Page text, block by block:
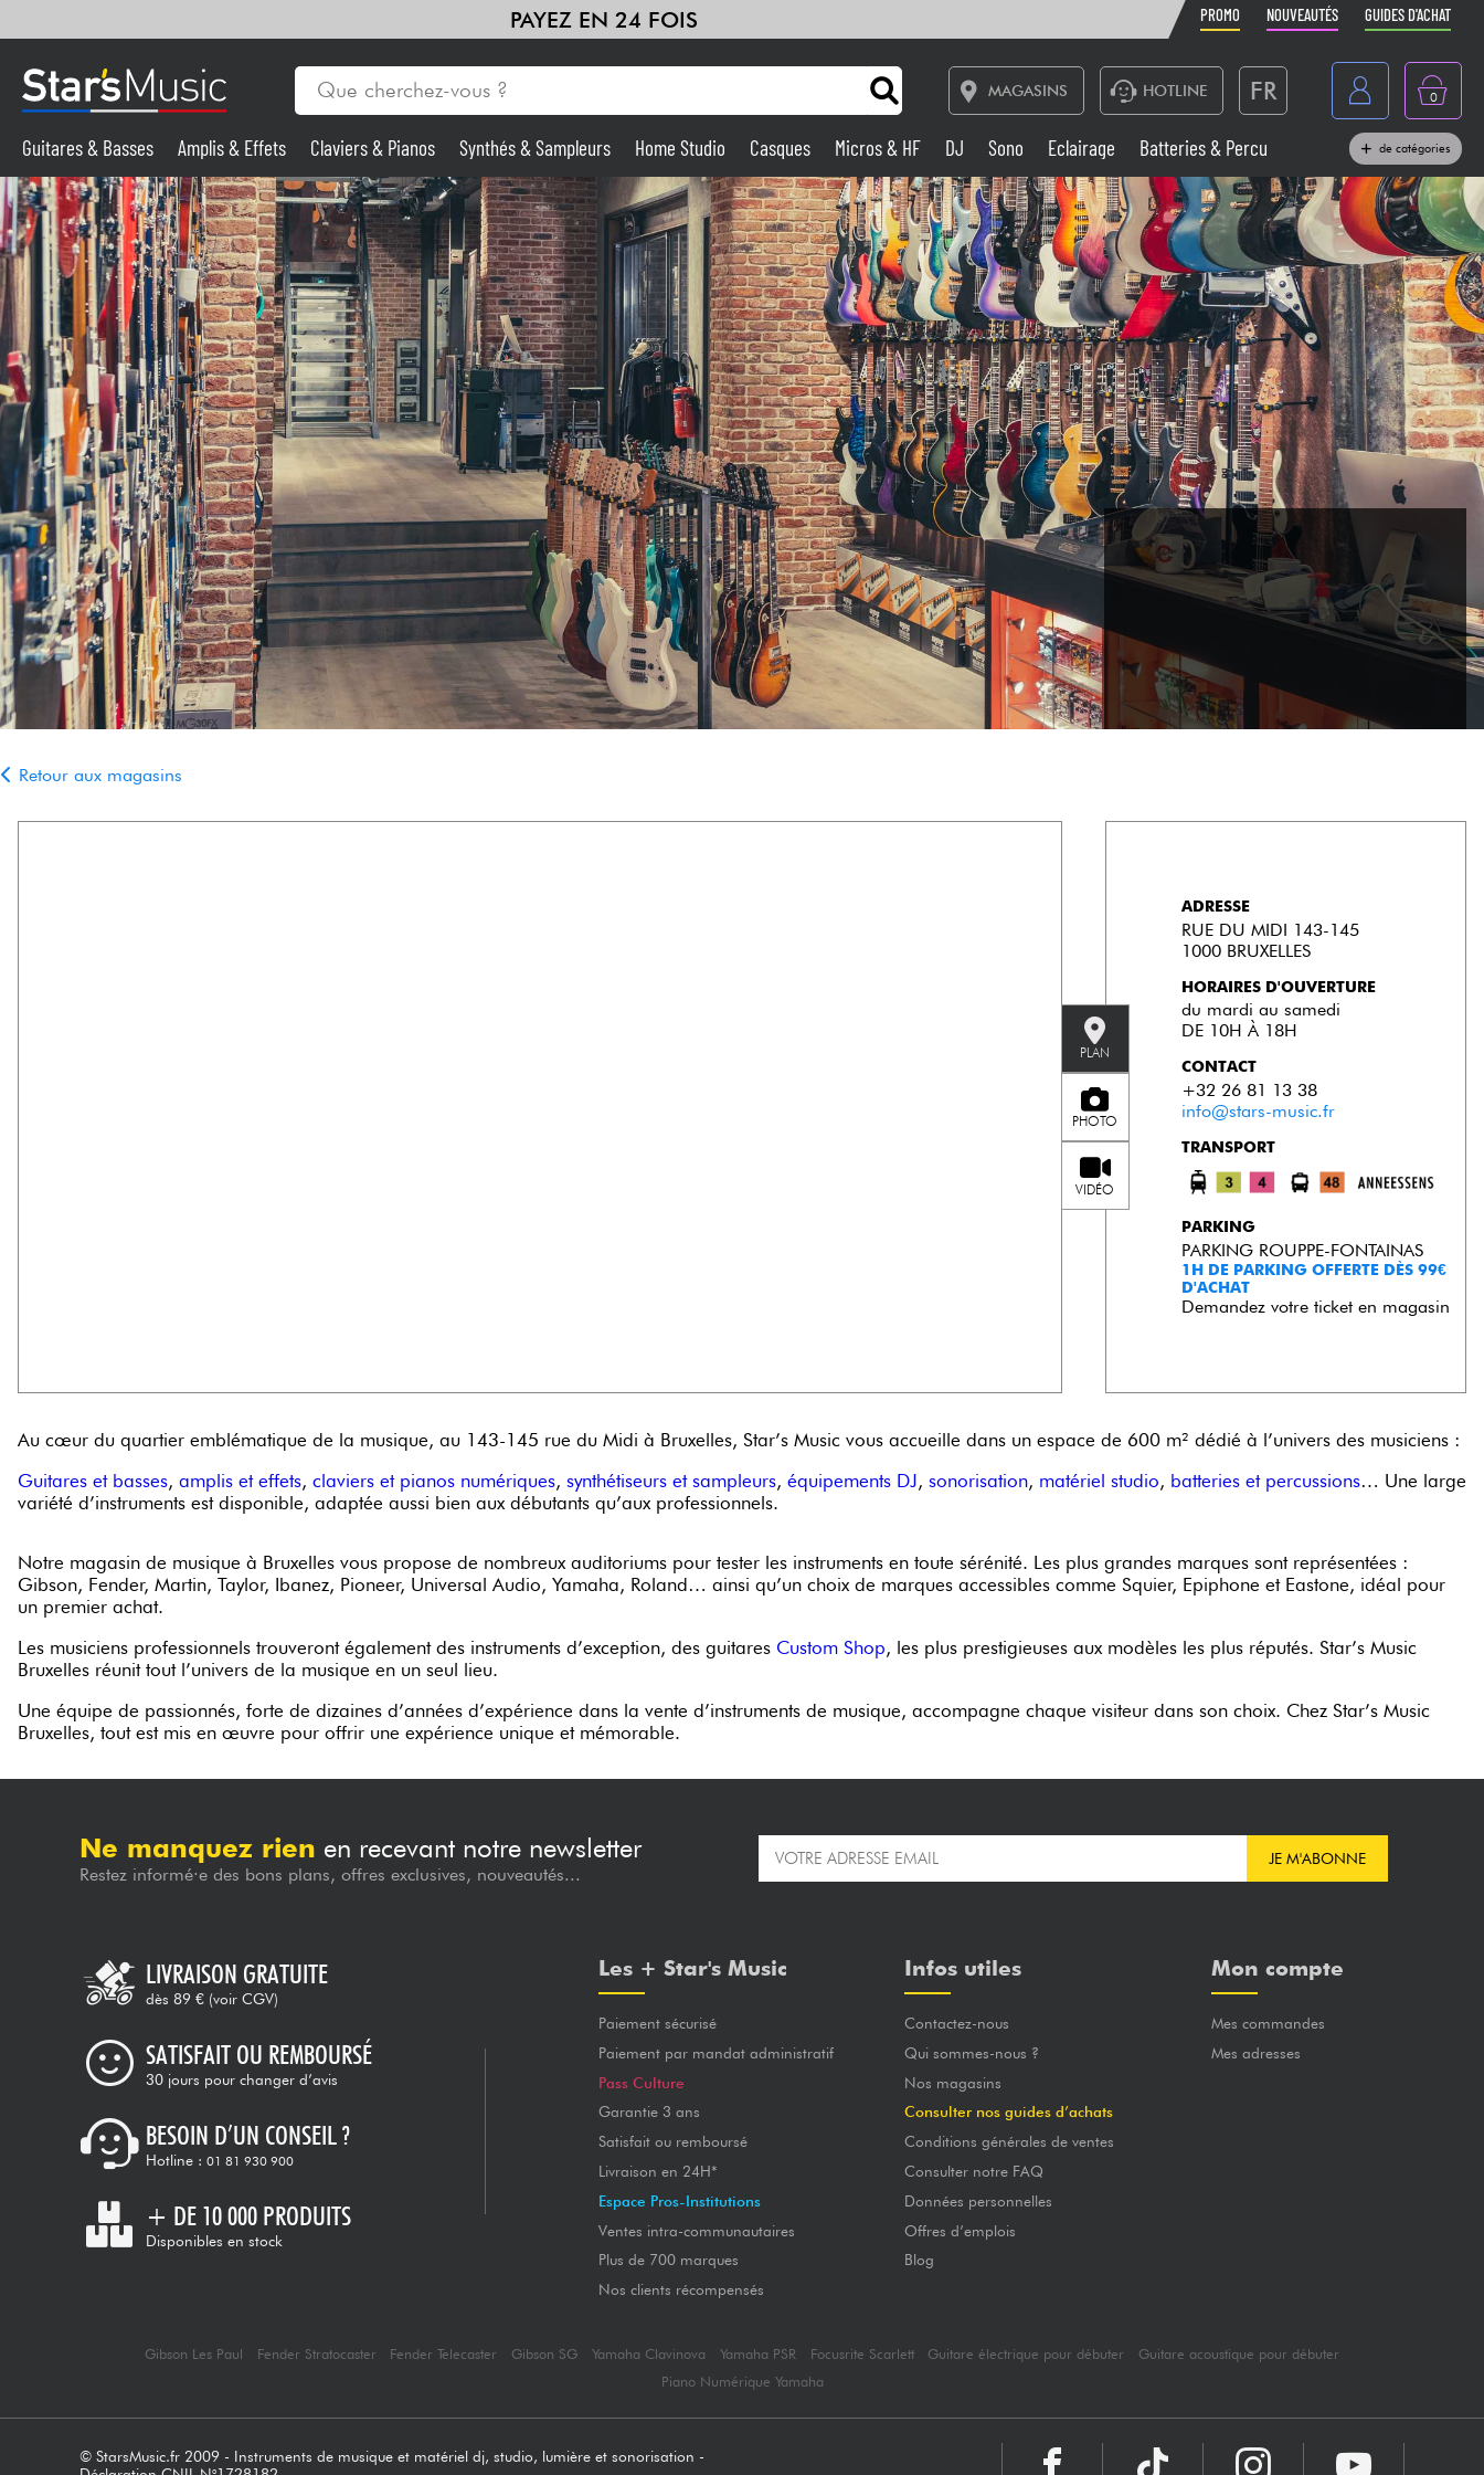
PAYEZ EN 24 FOIS PROMO NOUVEAUTÉS GUIDES D'ACHAT
MAGASINS HOTLINE FR
Belgique
België
España
Deutschland
Nederland
English
0
Guitares & Basses Amplis & Effets Claviers & Pianos
Synthés & Sampleurs Home Studio Casques
Micros & HF DJ Sono
Eclairage Batteries & Percu Vents
Violons & Quatuor Eveil Musical Câbles & Access.
HiFi Packs
Voir nos marques
Guitares & Basses Amplis & Effets Claviers & Pianos Synthés & Sampleurs Home Studio Casques Micros & HF DJ Sono Eclairage
Batteries & Percu
de catégories
Retour aux magasins
PLAN
PHOTO
VIDÉO
ADRESSE
RUE DU MIDI 143-145
1000 BRUXELLES
HORAIRES D'OUVERTURE
du mardi au samedi
DE 10H À 18H
CONTACT
+32 26 81 13 38
info@stars-music.fr
TRANSPORT
PARKING
PARKING ROUPPE-FONTAINAS
1H DE PARKING OFFERTE DÈS 99€
D'ACHAT
Demandez votre ticket en magasin
Au cœur du quartier emblématique de la musique, au 143-145 rue du Midi à Bruxelles, Star’s Music vous accueille dans un espace de 600 m² dédié à l’univers des musiciens :
Guitares et basses, amplis et effets, claviers et pianos numériques, synthétiseurs et sampleurs, équipements DJ, sonorisation, matériel studio, batteries et percussions… Une large
variété d’instruments est disponible, adaptée aussi bien aux débutants qu’aux professionnels.
Notre magasin de musique à Bruxelles vous propose de nombreux auditoriums pour tester les instruments en toute sérénité. Les plus grandes marques sont représentées :
Gibson, Fender, Martin, Taylor, Ibanez, Pioneer, Universal Audio, Yamaha, Roland… ainsi qu’un choix de marques accessibles comme Squier, Epiphone et Eastone, idéal pour
un premier achat.
Les musiciens professionnels trouveront également des instruments d’exception, des guitares Custom Shop, les plus prestigieuses aux modèles les plus réputés. Star’s Music
Bruxelles réunit tout l’univers de la musique en un seul lieu.
Une équipe de passionnés, forte de dizaines d’années d’expérience dans la vente d’instruments de musique, accompagne chaque visiteur dans son choix. Chez Star’s Music
Bruxelles, tout est mis en œuvre pour offrir une expérience unique et mémorable.
Ne manquez rien en recevant notre newsletter
Restez informé·e des bons plans, offres exclusives, nouveautés...
JE M'ABONNE
LIVRAISON GRATUITE
dès 89 € (voir CGV)
SATISFAIT OU REMBOURSÉ
30 jours pour changer d’avis
BESOIN D’UN CONSEIL ?
Hotline : 01 81 930 900
+ DE 10 000 PRODUITS
Disponibles en stock
Les + Star's Music
Paiement sécurisé
Paiement par mandat administratif
Pass Culture
Garantie 3 ans
Satisfait ou remboursé
Livraison en 24H*
Espace Pros-Institutions
Ventes intra-communautaires
Plus de 700 marques
Nos clients récompensés
Infos utiles
Contactez-nous
Qui sommes-nous ?
Nos magasins
Consulter nos guides d’achats
Conditions générales de ventes
Consulter notre FAQ
Données personnelles
Offres d’emplois
Blog
Mon compte
Mes commandes
Mes adresses
Gibson Les Paul Fender Stratocaster Fender Telecaster Gibson SG Yamaha Clavinova Yamaha PSR Focusrite Scarlett Guitare électrique pour débuter
Guitare acoustique pour débuter
Piano Numérique Yamaha
© StarsMusic.fr 2009 - Instruments de musique et matériel dj, studio, lumière et sonorisation -